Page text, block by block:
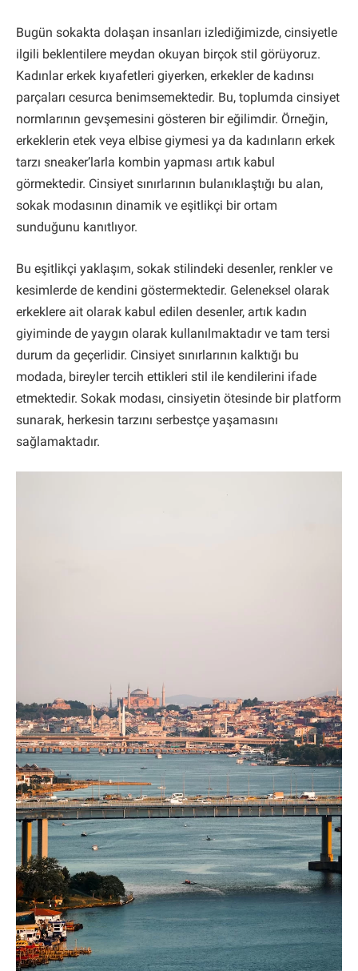
Bugün sokakta dolaşan insanları izlediğimizde, cinsiyetle
ilgili beklentilere meydan okuyan birçok stil görüyoruz.
Kadınlar erkek kıyafetleri giyerken, erkekler de kadınsı
parçaları cesurca benimsemektedir. Bu, toplumda cinsiyet
normlarının gevşemesini gösteren bir eğilimdir. Örneğin,
erkeklerin etek veya elbise giymesi ya da kadınların erkek
tarzı sneaker’larla kombin yapması artık kabul
görmektedir. Cinsiyet sınırlarının bulanıklaştığı bu alan,
sokak modasının dinamik ve eşitlikçi bir ortam
sunduğunu kanıtlıyor.
Bu eşitlikçi yaklaşım, sokak stilindeki desenler, renkler ve
kesimlerde de kendini göstermektedir. Geleneksel olarak
erkeklere ait olarak kabul edilen desenler, artık kadın
giyiminde de yaygın olarak kullanılmaktadır ve tam tersi
durum da geçerlidir. Cinsiyet sınırlarının kalktığı bu
modada, bireyler tercih ettikleri stil ile kendilerini ifade
etmektedir. Sokak modası, cinsiyetin ötesinde bir platform
sunarak, herkesin tarzını serbestçe yaşamasını
sağlamaktadır.